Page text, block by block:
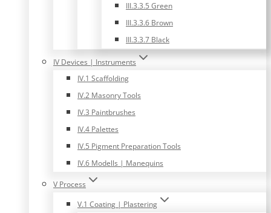
III.3.3.5 Green
III.3.3.6 Brown
III.3.3.7 Black
IV Devices | Instruments
IV.1 Scaffolding
IV.2 Masonry Tools
IV.3 Paintbrushes
IV.4 Palettes
IV.5 Pigment Preparation Tools
IV.6 Modells | Manequins
V Process
V.1 Coating | Plastering